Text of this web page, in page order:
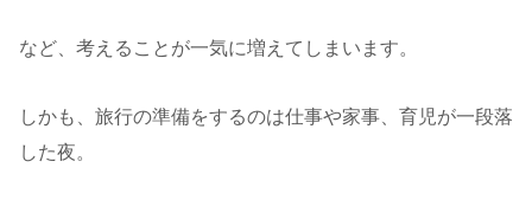
など、考えることが一気に増えてしまいます。
しかも、旅行の準備をするのは仕事や家事、育児が一段落
した夜。